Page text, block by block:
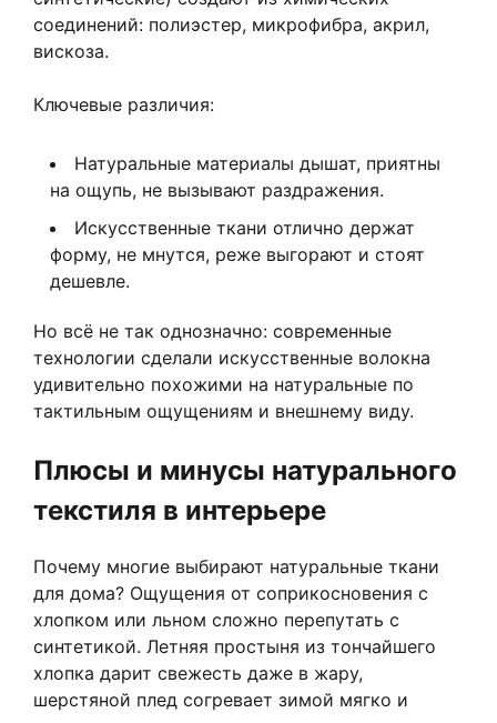
соединений: полиэстер, микрофибра, акрил,
вискоза.
Ключевые различия:
Натуральные материалы дышат, приятны
на ощупь, не вызывают раздражения.
Искусственные ткани отлично держат
форму, не мнутся, реже выгорают и стоят
дешевле.
Но всё не так однозначно: современные
технологии сделали искусственные волокна
удивительно похожими на натуральные по
тактильным ощущениям и внешнему виду.
Плюсы и минусы натурального
текстиля в интерьере
Почему многие выбирают натуральные ткани
для дома? Ощущения от соприкосновения с
хлопком или льном сложно перепутать с
синтетикой. Летняя простыня из тончайшего
хлопка дарит свежесть даже в жару,
шерстяной плед согревает зимой мягко и